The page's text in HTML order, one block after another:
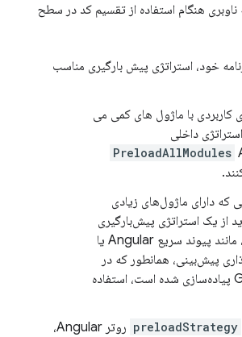
هنگام استفاده از تقسیم کد در سطح
خود، استراتژی پیش بارگیری مناسب
کاربردی با ماژول های کمی می
داخلی
PreloadAllModules
که دارای ماژول‌های زیادی
از یک استراتژی پیش‌بارگیری
سفارشی، مانند پیوند سریع Angular یا
پیش‌بینی، همانطور که در
Guess.js پیاده‌سازی شده است، استفاده
preloadStrategy
روتر Angular،